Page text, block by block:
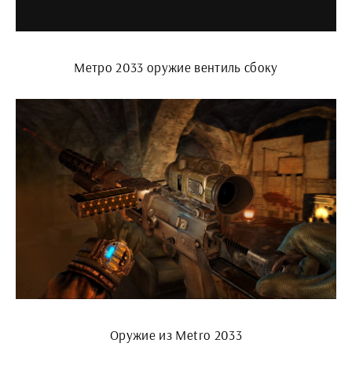
Метро 2033 оружие вентиль сбоку
Оружие из Metro 2033